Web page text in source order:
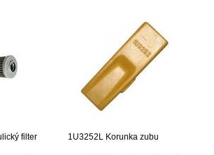
filter 1U3252L Korunka zubu